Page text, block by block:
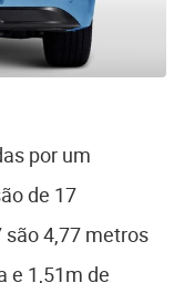
por um
de 17
são 4,77 metros
e 1,51m de